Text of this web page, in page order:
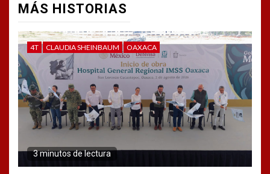
MÁS HISTORIAS
4T CLAUDIA SHEINBAUM OAXACA
3 minutos de lectura